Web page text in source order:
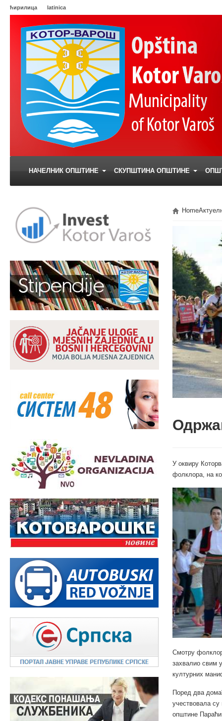
ћирилица latinica
НАЧЕЛНИК ОПШТИНЕ СКУПШТИНА ОПШТИНЕ
Home
У оквиру
фолклора, на
Смотру
захвалио свим
културних
Поред два
учествовала
општине